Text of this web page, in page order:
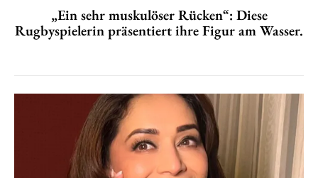
„Ein sehr muskulöser Rücken“: Diese
Rugbyspielerin präsentiert ihre Figur am Wasser.